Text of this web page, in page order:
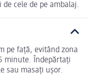
cele de pe ambalaj.
pe față, evitând zona
minute. Îndepărtați
sau masați ușor.